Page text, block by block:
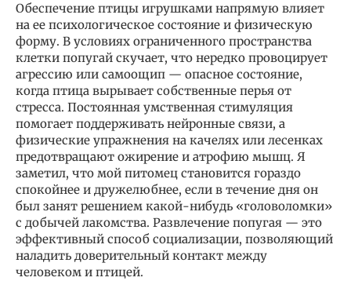
Обеспечение птицы игрушками напрямую влияет
на ее психологическое состояние и физическую
форму. В условиях ограниченного пространства
клетки попугай скучает, что нередко провоцирует
агрессию или самоощип — опасное состояние,
когда птица вырывает собственные перья от
стресса. Постоянная умственная стимуляция
помогает поддерживать нейронные связи, а
физические упражнения на качелях или лесенках
предотвращают ожирение и атрофию мышц. Я
заметил, что мой питомец становится гораздо
спокойнее и дружелюбнее, если в течение дня он
был занят решением какой-нибудь «головоломки»
с добычей лакомства. Развлечение попугая — это
эффективный способ социализации, позволяющий
наладить доверительный контакт между
человеком и птицей.